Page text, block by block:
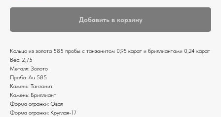
Добавить в корзину
Кольцо из золота 585 пробы с танзанитом 0,95 карат и бриллиантами 0,24 карат
Вес: 2,75
Металл: Золото
Проба: Au 585
Камень: Танзанит
Камень: Бриллиант
Форма огранки: Овал
Форма огранки: Круглая-17